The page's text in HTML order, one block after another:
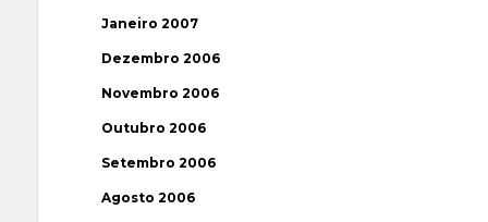
Janeiro 2007
Dezembro 2006
Novembro 2006
Outubro 2006
Setembro 2006
Agosto 2006